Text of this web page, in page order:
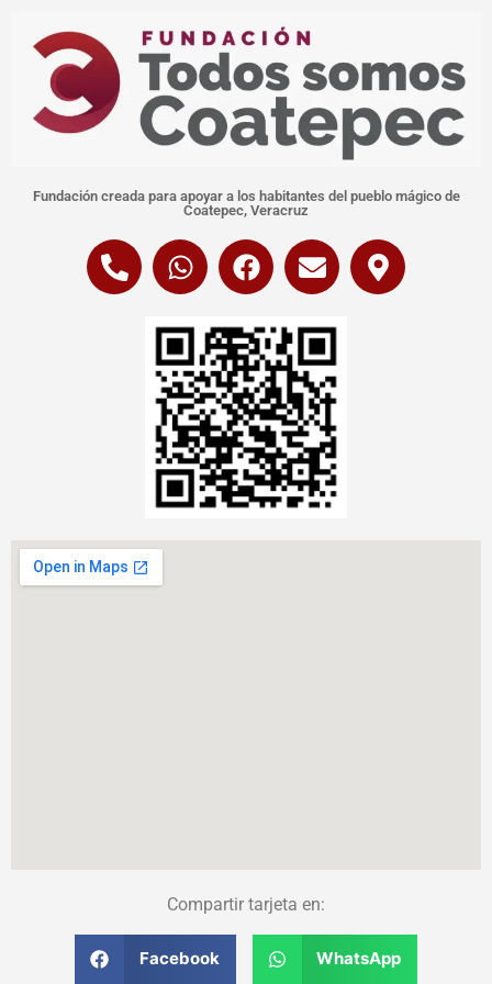
Fundación creada para apoyar a los habitantes del pueblo mágico de
Coatepec, Veracruz
Compartir tarjeta en:
Facebook WhatsApp